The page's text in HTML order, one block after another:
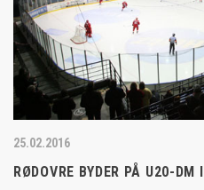
25.02.2016
RØDOVRE BYDER PÅ U20-DM